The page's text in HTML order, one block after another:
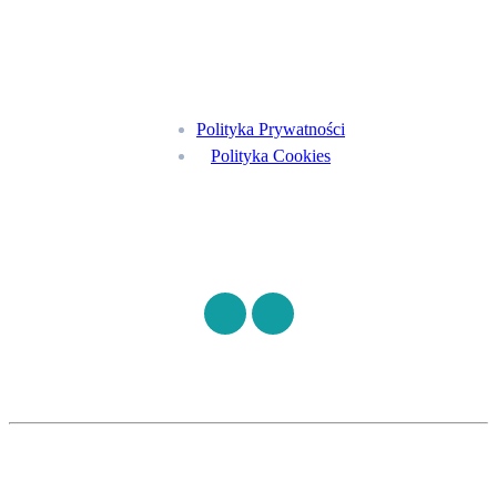
Polityka Prywatności
Polityka Cookies